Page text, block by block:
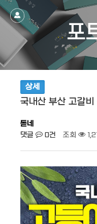
포
상세
국내산 부산 고갈비
돋네
댓글 0건 조회